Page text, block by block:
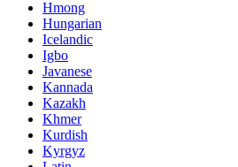
Hmong
Hungarian
Icelandic
Igbo
Javanese
Kannada
Kazakh
Khmer
Kurdish
Kyrgyz